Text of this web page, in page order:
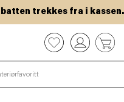
trekkes fra i kassen.
0